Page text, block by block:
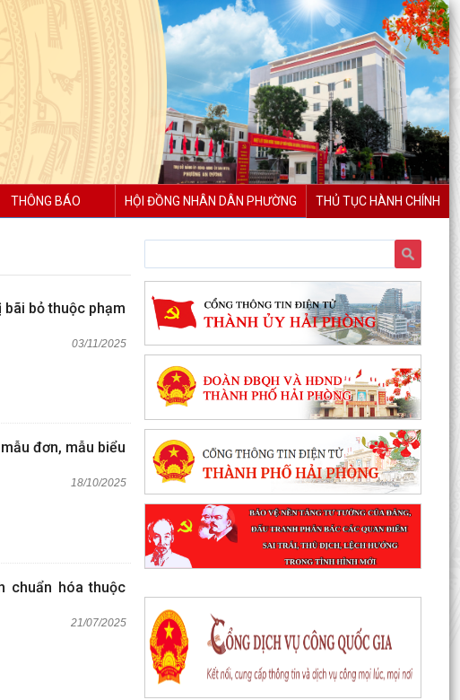
THÔNG BÁO HỘI ĐỒNG NHÂN DÂN PHƯỜNG THỦ TỤC HÀNH CHÍNH
bỏ thuộc phạm
03/11/2025
đơn, mẫu biểu
18/10/2025
chuẩn hóa thuộc
21/07/2025